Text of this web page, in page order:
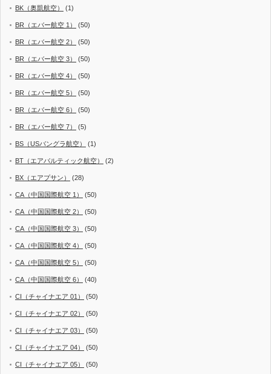
BK（奥凱航空） (1)
BR（エバー航空 1） (50)
BR（エバー航空 2） (50)
BR（エバー航空 3） (50)
BR（エバー航空 4） (50)
BR（エバー航空 5） (50)
BR（エバー航空 6） (50)
BR（エバー航空 7） (5)
BS（USバングラ航空） (1)
BT（エアバルティック航空） (2)
BX（エアプサン） (28)
CA（中国国際航空 1） (50)
CA（中国国際航空 2） (50)
CA（中国国際航空 3） (50)
CA（中国国際航空 4） (50)
CA（中国国際航空 5） (50)
CA（中国国際航空 6） (40)
CI（チャイナエア 01） (50)
CI（チャイナエア 02） (50)
CI（チャイナエア 03） (50)
CI（チャイナエア 04） (50)
CI（チャイナエア 05） (50)